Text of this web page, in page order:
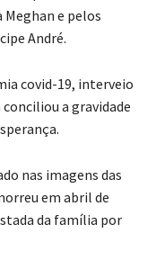
Meghan e pelos
André.
covid-19, interveio
a gravidade
nas imagens das
em abril de
da família por